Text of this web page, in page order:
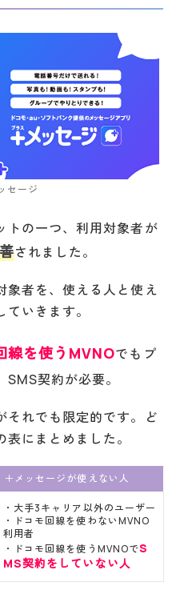
セージ
トの一つ、利用対象者が
されました。
象者を、使える人と使え
いきます。
線を使うMVNOでもプ
契約が必要。
それでも限定的です。ど
にまとめました。
＋メッセージが使えない人
・大手3キャリア以外のユーザー
・ドコモ回線を使わないMVNO
利用者
・ドコモ回線を使うMVNOでS
MS契約をしていない人